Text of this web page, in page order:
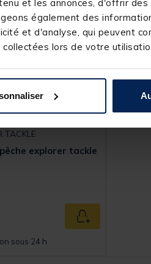
et les annonces, d'offrir
également des
et d'analyse, qui peuvent
lors de votre
TACKLE
explorer tackle
Ajouter au panier
sous 24 h